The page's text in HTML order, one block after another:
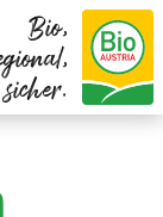
Bio,
sicher.